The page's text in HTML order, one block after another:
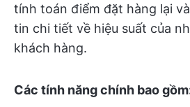
tính toán điểm đặt hàng lại
tin chi tiết về hiệu suất của
khách hàng.
Các tính năng chính bao